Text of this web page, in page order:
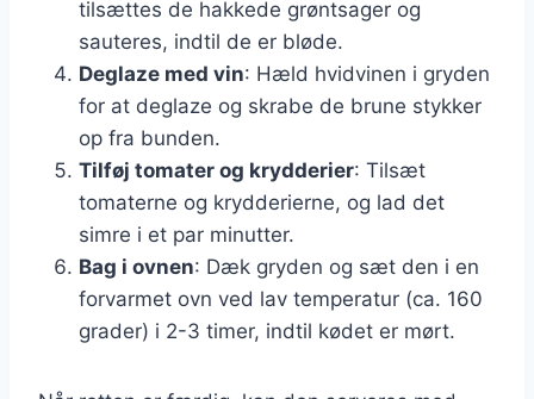
tilsættes de hakkede grøntsager og
sauteres, indtil de er bløde.
Deglaze med vin: Hæld hvidvinen i gryden
for at deglaze og skrabe de brune stykker
op fra bunden.
Tilføj tomater og krydderier: Tilsæt
tomaterne og krydderierne, og lad det
simre i et par minutter.
Bag i ovnen: Dæk gryden og sæt den i en
forvarmet ovn ved lav temperatur (ca. 160
grader) i 2-3 timer, indtil kødet er mørt.